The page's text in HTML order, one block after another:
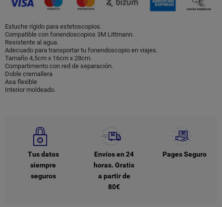
Estuche rígido para estetoscopios.
Compatible con fonendoscopios 3M Littmann.
Resistente al agua.
Adecuado para transportar tu fonendoscopio en viajes.
Tamaño 4,5cm x 16cm x 28cm.
Compartimento con red de separación.
Doble cremallera
Asa flexible
Interior moldeado.
Tus datos
siempre
seguros
Envíos en 24
horas. Gratis
a partir de
80€
Pages Seguro